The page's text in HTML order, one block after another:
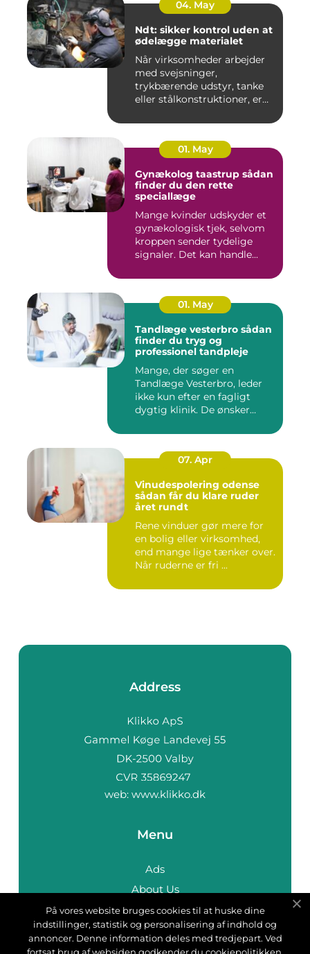
04. May
Ndt: sikker kontrol uden at
ødelægge materialet
Når virksomheder arbejder
med svejsninger,
trykbærende udstyr, tanke
eller stålkonstruktioner, er
01. May
Gynækolog taastrup sådan
finder du den rette
speciallæge
Mange kvinder udskyder et
gynækologisk tjek, selvom
kroppen sender tydelige
signaler. Det kan handle...
01. May
Tandlæge vesterbro sådan
finder du tryg og
professionel tandpleje
Mange, der søger en
Tandlæge Vesterbro, leder
ikke kun efter en fagligt
dygtig klinik. De ønsker
07. Apr
Vinudespolering odense
sådan får du klare ruder
året rundt
Rene vinduer gør mere for
en bolig eller virksomhed,
end mange lige tænker over.
Når ruderne er fri ...
Address
web: www.klikko.dk
Menu
Ads
About Us
Cookies
Contact
Sitemap
På vores website bruges cookies til at huske dine
indstillinger, statistik og personalisering af indhold og
annoncer. Denne information deles med tredjepart. Ved